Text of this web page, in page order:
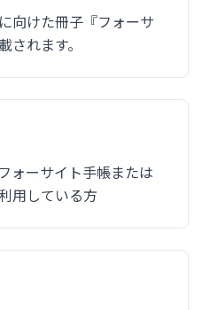
向けた冊子『フォーサ
されます。
ォーサイト手帳または
用している方